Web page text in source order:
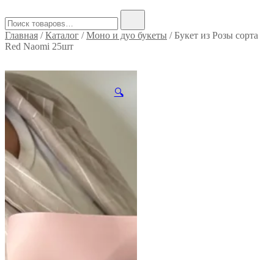
Главная /Каталог /Моно и дуо букеты / Букет из Розы сорта
Red Naomi 25шт
🔍